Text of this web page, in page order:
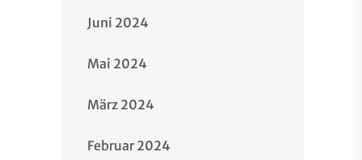
Juni 2024
Mai 2024
März 2024
Februar 2024